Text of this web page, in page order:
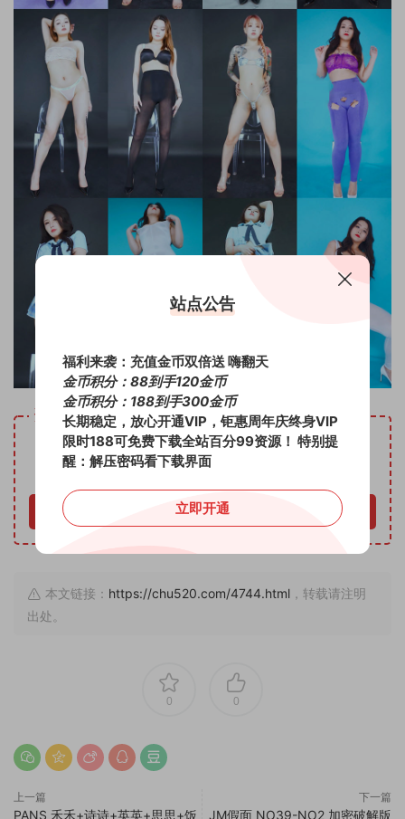
资源下载
下载价格 28金币
立即购买
本文链接： https://chu520.com/4744.html ，转载请注明
出处。
0 0
上一篇
PANS 禾禾+诗诗+英英+思思+饭
下一篇
JM假面 NO39-NO2 加密破解版
站点公告
福利来袭：充值金币双倍送 嗨翻天
金币积分：88到手120金币
金币积分：188到手300金币
长期稳定，放心开通VIP，钜惠周年庆终身VIP
限时188可免费下载全站百分99资源！ 特别提
醒：解压密码看下载界面
立即开通